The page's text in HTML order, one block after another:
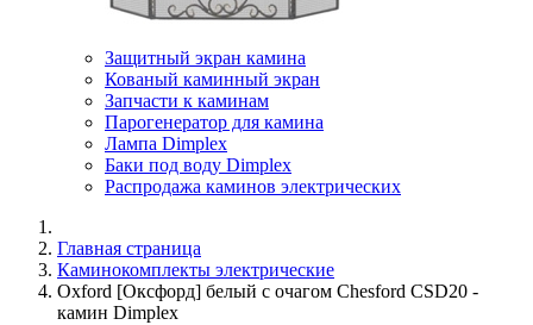
Защитный экран камина
Кованый каминный экран
Запчасти к каминам
Парогенератор для камина
Лампа Dimplex
Баки под воду Dimplex
Распродажа каминов электрических
Главная страница
Каминокомплекты электрические
Oxford [Оксфорд] белый с очагом Chesford CSD20 -
камин Dimplex